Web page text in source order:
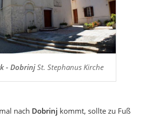
- DobrinjSt. Stephanus Kirche
nach Dobrinj kommt, sollte zu Fuß